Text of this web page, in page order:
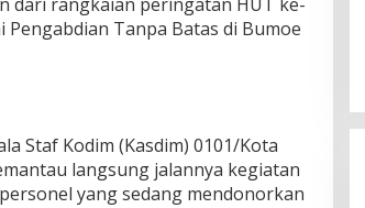
Tanpa Batas di Bumoe
Staf Kodim (Kasdim) 0101/Kota
langsung jalannya kegiatan
yang sedang mendonorkan